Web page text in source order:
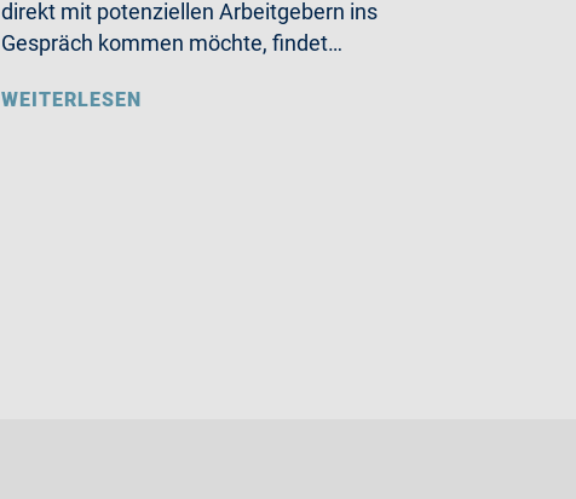
direkt mit potenziellen Arbeitgebern ins
Gespräch kommen möchte, findet…
WEITERLESEN